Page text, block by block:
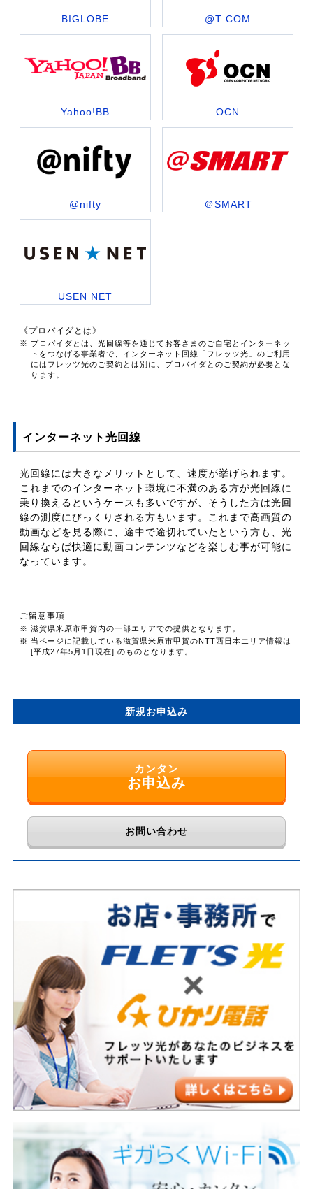
BIGLOBE @T COM
Yahoo!BB OCN
@nifty ＠SMART
USEN NET
《プロバイダとは》
※ プロバイダとは、光回線等を通じてお客さまのご自宅とインターネッ
トをつなげる事業者で、インターネット回線「フレッツ光」のご利用
にはフレッツ光のご契約とは別に、プロバイダとのご契約が必要とな
ります。
インターネット光回線
光回線には大きなメリットとして、速度が挙げられます。
これまでのインターネット環境に不満のある方が光回線に
乗り換えるというケースも多いですが、そうした方は光回
線の測度にびっくりされる方もいます。これまで高画質の
動画などを見る際に、途中で途切れていたという方も、光
回線ならば快適に動画コンテンツなどを楽しむ事が可能に
なっています。
ご留意事項
※ 滋賀県米原市甲賀内の一部エリアでの提供となります。
※ 当ページに記載している滋賀県米原市甲賀のNTT西日本エリア情報は
[平成27年5月1日現在] のものとなります。
新規お申込み
カンタン
お申込み
お問い合わせ